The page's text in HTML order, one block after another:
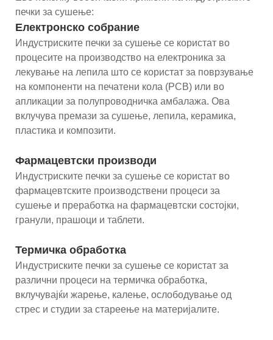
печки за сушење:
Електронско собрание
Индустриските печки за сушење се користат во
процесите на производство на електроника за
лекување на лепила што се користат за поврзување
на компоненти на печатени кола (PCB) или во
апликации за полупроводничка амбалажа. Ова
вклучува премази за сушење, лепила, керамика,
пластика и композити.
Фармацевтски производи
Индустриските печки за сушење се користат во
фармацевтските производствени процеси за
сушење и преработка на фармацевтски состојки,
гранули, прашоци и таблети.
Термичка обработка
Индустриските печки за сушење се користат за
различни процеси на термичка обработка,
вклучувајќи жарење, калење, ослободување од
стрес и студии за стареење на материјалите.